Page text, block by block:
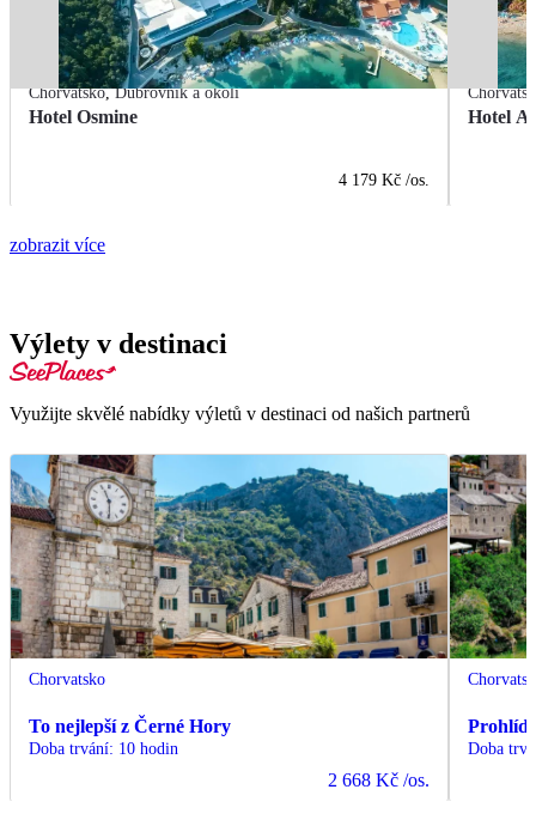
Chorvatsko,Dubrovník a okolí
Hotel Osmine
4 179 Kč /os.
Hotel
zobrazit více
Výlety v destinaci
Využijte skvělé nabídky výletů v destinaci od našich partnerů
Chorvatsko
To nejlepší z Černé Hory
Doba trvání: 10 hodin
2 668 Kč /os.
Doba